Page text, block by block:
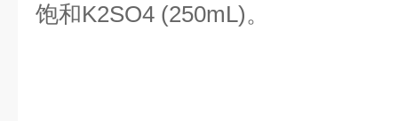
饱和K2SO4 (250mL)。